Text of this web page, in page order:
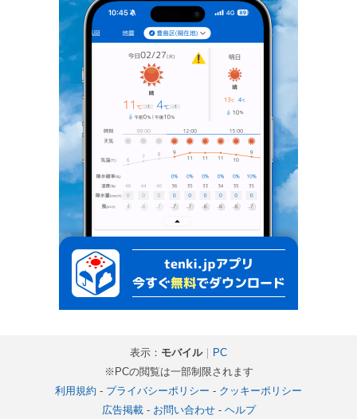
表示： モバイル｜ PC
※PCの閲覧は一部制限されます
利用規約 - プライバシーポリシー - クッキーポリシー
広告掲載- お問い合わせ- ヘルプ